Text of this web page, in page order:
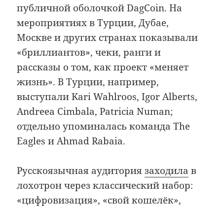
публичной оболочкой DagCoin. На
мероприятиях в Турции, Дубае,
Москве и других странах показывали
«бриллиантов», чеки, ранги и
рассказы о том, как проект «меняет
жизнь». В Турции, например,
выступали Kari Wahlroos, Igor Alberts,
Andreea Cimbala, Patricia Numan;
отдельно упоминалась команда The
Eagles и Ahmad Rabaia.
Русскоязычная аудиториязаходила в
лохотрон через классический набор:
«цифровизация», «свой кошелёк»,